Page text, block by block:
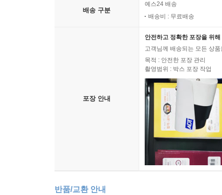
배송 구분
예스24 배송
배송비 : 무료배송
포장 안내
안전하고 정확한 포장을 위
고객님께 배송되는 모든 상
목적 : 안전한 포장 관리
촬영범위 : 박스 포장 작업
반품/교환 안내